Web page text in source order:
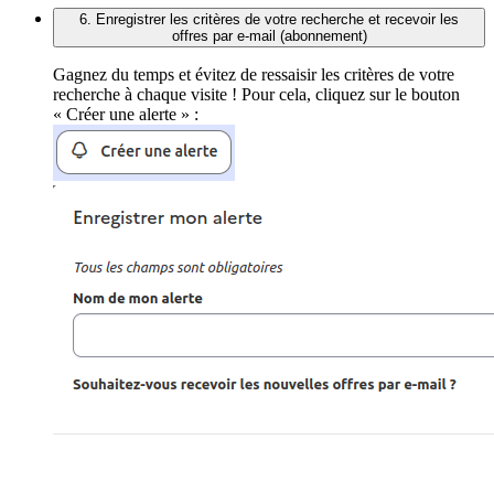
6. Enregistrer les critères de votre recherche et recevoir les
offres par e-mail (abonnement)
Gagnez du temps et évitez de ressaisir les critères de votre
recherche à chaque visite ! Pour cela, cliquez sur le bouton
« Créer une alerte » :